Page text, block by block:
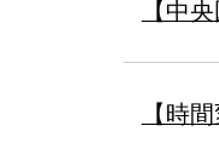
【中
【時